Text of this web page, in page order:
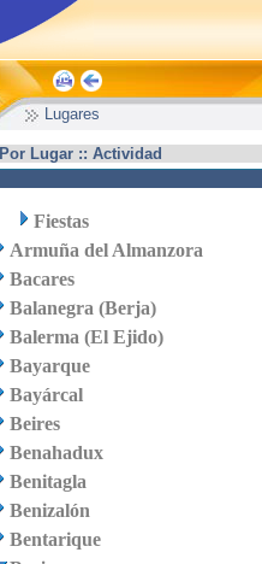
Lugares
Por Lugar :: Actividad
Fiestas
Armuña del Almanzora
Bacares
Balanegra (Berja)
Balerma (El Ejido)
Bayarque
Bayárcal
Beires
Benahadux
Benitagla
Benizalón
Bentarique